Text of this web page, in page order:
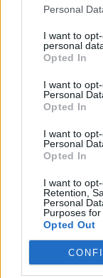
Personal
I want to
personal
Opted In
I want to
Personal
Opted In
I want to
Personal
Opted In
I want to
Retention,
Personal
Purposes for
Opted Out
Sedlčansko
a
Sedlčansko